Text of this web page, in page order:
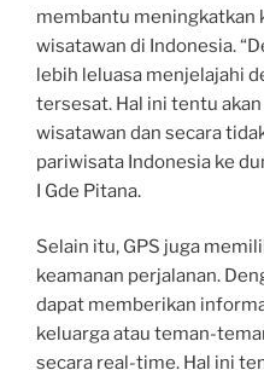
membantu meningkatkan
wisatawan di Indonesia.
lebih leluasa menjelajahi
tersesat. Hal ini tentu
wisatawan dan secara
pariwisata Indonesia ke
I Gde Pitana.
Selain itu, GPS juga
keamanan perjalanan.
dapat memberikan
keluarga atau teman-
secara real-time. Hal ini